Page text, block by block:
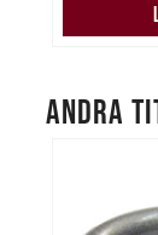
ANDRA